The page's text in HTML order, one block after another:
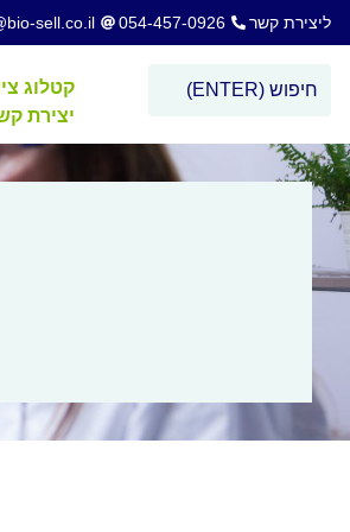
ליצירת קשר 054-457-0926
sell.co.il
קטלוג
יצירת